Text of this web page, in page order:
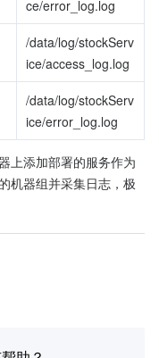
ce/error_log.log
/data/log/stockServ
ice/access_log.log
/data/log/stockServ
ice/error_log.log
上添加部署的服务作为
机器组并采集日志，极